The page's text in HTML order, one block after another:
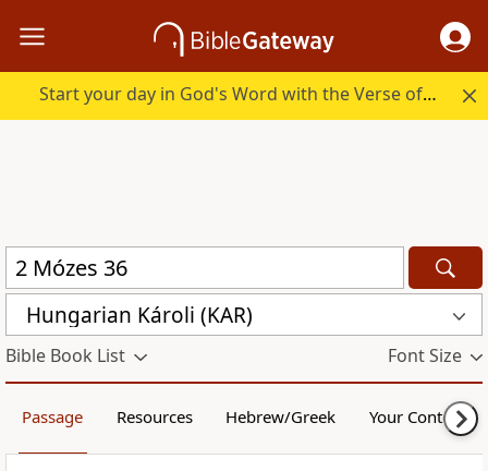
Start your day in God's Word with the Verse of the Day.
Hungarian Károli (KAR)
Bible Book List Font Size
Passage Resources Hebrew/Greek Your Content